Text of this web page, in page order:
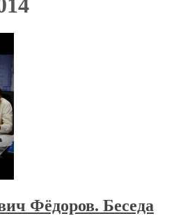
Фёдоров. Беседа